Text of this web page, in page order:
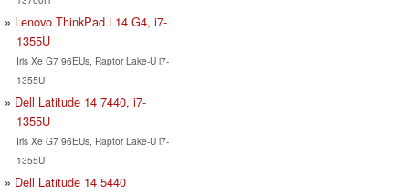
Lenovo ThinkPad L14 G4, i7-
1355U
Iris Xe G7 96EUs, Raptor Lake-U i7-
1355U
Dell Latitude 14 7440, i7-
1355U
Iris Xe G7 96EUs, Raptor Lake-U i7-
1355U
Dell Latitude 14 5440